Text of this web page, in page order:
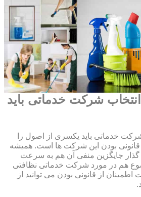
شرکت خدماتی باید
خدماتی باید یکسری از اصول را
و قانونی بودن این شرکت ها است. همیشه
گذار جایگزین منفی آن هم به سرعت
هم در مورد شرکت خدماتی نظافتی
از قانونی بودن می توانید از